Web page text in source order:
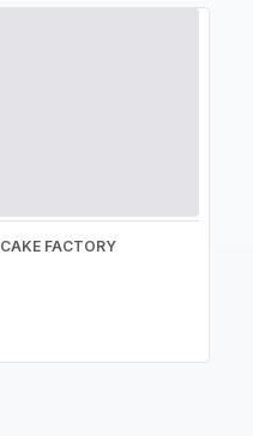
CAKE FACTORY